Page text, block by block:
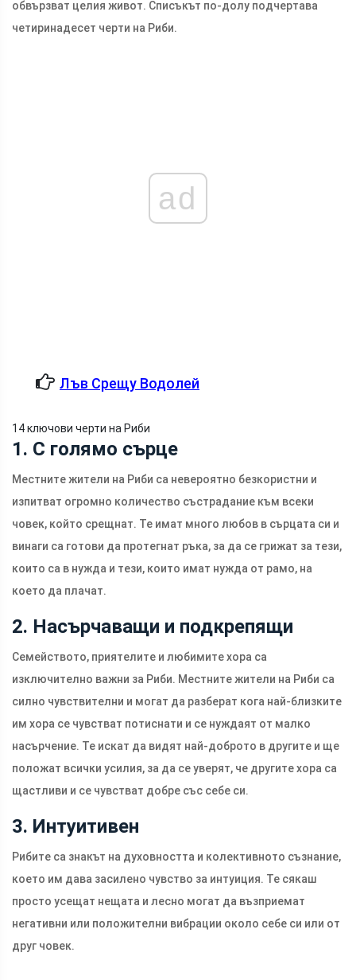
обвързват целия живот. Списъкът по-долу подчертава
четиринадесет черти на Риби.
ad
Лъв Срещу Водолей
14 ключови черти на Риби
1. С голямо сърце
Местните жители на Риби са невероятно безкористни и
изпитват огромно количество състрадание към всеки
човек, който срещнат. Те имат много любов в сърцата си и
винаги са готови да протегнат ръка, за да се грижат за тези,
които са в нужда и тези, които имат нужда от рамо, на
което да плачат.
2. Насърчаващи и подкрепящи
Семейството, приятелите и любимите хора са
изключително важни за Риби. Местните жители на Риби са
силно чувствителни и могат да разберат кога най-близките
им хора се чувстват потиснати и се нуждаят от малко
насърчение. Те искат да видят най-доброто в другите и ще
положат всички усилия, за да се уверят, че другите хора са
щастливи и се чувстват добре със себе си.
3. Интуитивен
Рибите са знакът на духовността и колективното съзнание,
което им дава засилено чувство за интуиция. Те сякаш
просто усещат нещата и лесно могат да възприемат
негативни или положителни вибрации около себе си или от
друг човек.